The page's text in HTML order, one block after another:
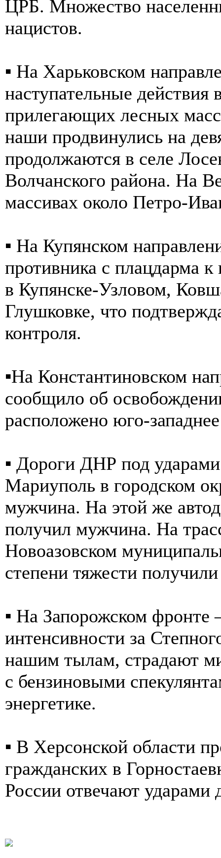
ЦРБ. Множество
нацистов.
▪️ На Харьковском
наступательные действия
прилегающих лесных
наши продвинулись на
продолжаются в селе
Волчанского района. На
массивах около Петро-
▪️ На Купянском
противника с плацдарма к
в Купянске-Узловом,
Глушковке, что
контроля.
▪️На Константиновском
сообщило об
расположено юго-
▪️ Дороги ДНР под
Мариуполь в городском
мужчина. На этой же
получил мужчина. На
Новоазовском
степени тяжести
▪️ На Запорожском фронте
интенсивности за
нашим тылам, страдают
с бензиновыми
энергетике.
▪️ В Херсонской области
гражданских в
России отвечают